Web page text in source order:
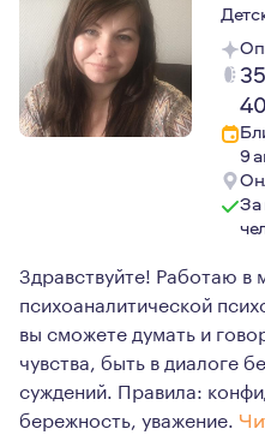
9
За
Здравствуйте! Работаю в
психоаналитической
вы сможете думать и
чувства, быть в диалоге
суждений. Правила:
бережность, уважение.